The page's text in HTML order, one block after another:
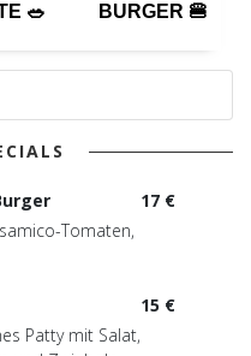
🥗 BURGER 🍔
17 €
Tomaten,
15 €
Patty mit Salat,